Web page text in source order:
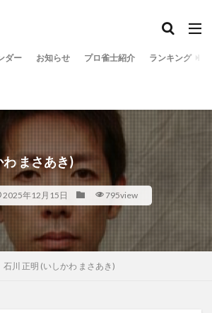
ダー お知らせ プロ雀士紹介 ランキング
まさあき)
2025年12月15日 795view
石川 正明 (いしかわ まさあき)